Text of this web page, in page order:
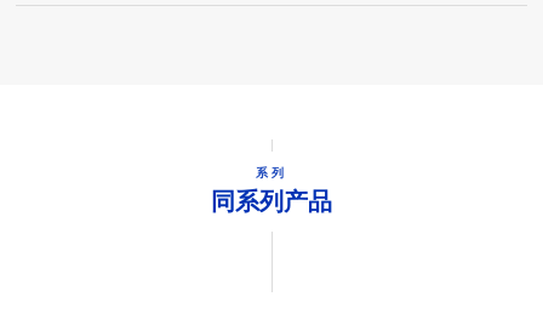
系列
同系列产品